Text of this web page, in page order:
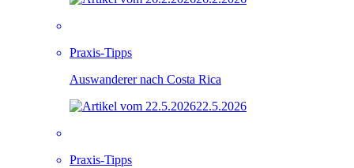
Praxis-Tipps
Auswanderer nach Costa Rica
22.5.2026
Praxis-Tipps